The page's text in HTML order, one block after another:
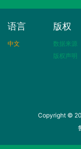
语言
中文
版权
数据来源
版权声明
Copyright ©